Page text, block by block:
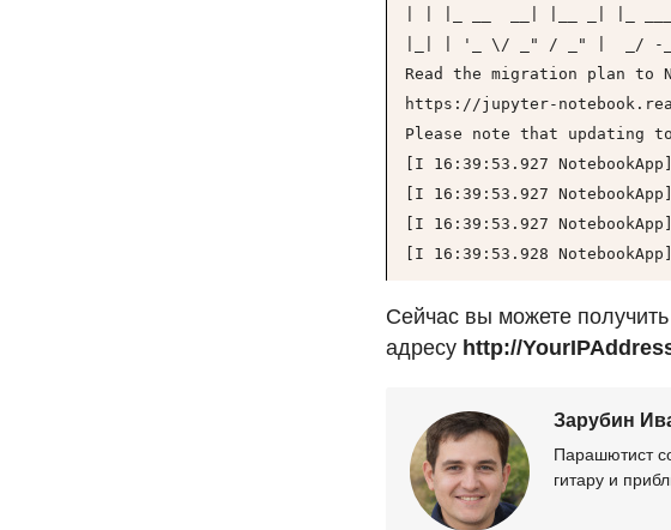
|_| | '_ \/ _" / _" |  _/ -_)
Read the migration plan to
https://jupyter-
Please note that updating
[I 16:39:53.927
[I 16:39:53.927
[I 16:39:53.927
[I 16:39:53.928
Сейчас вы можете
адресу http://
Зарубин
Парашютист
гитару и